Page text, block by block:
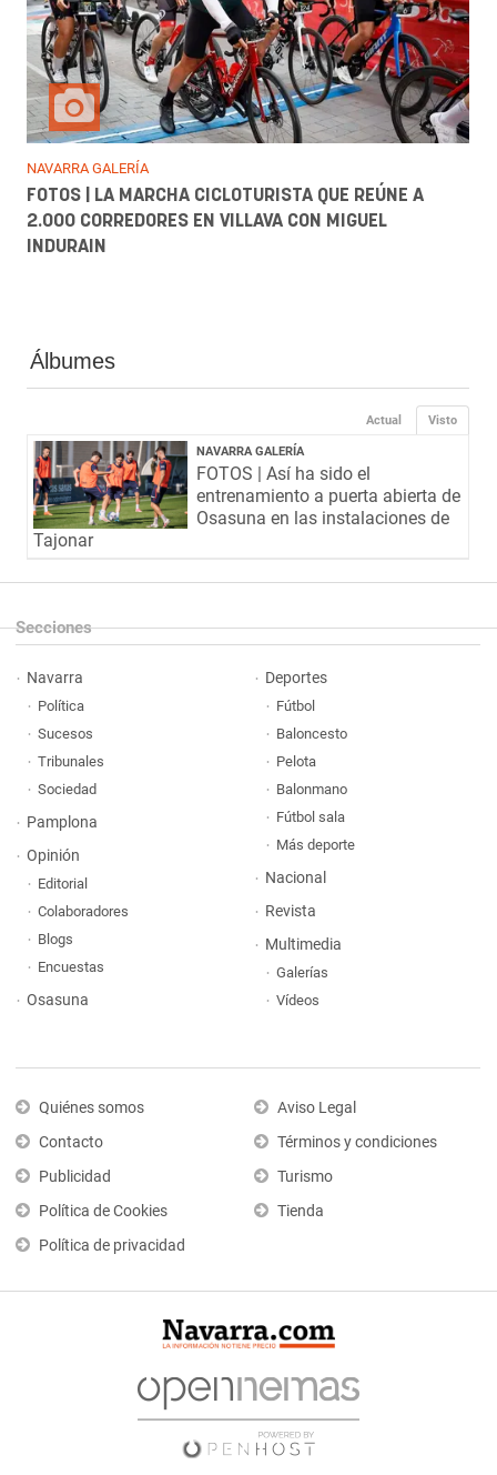
NAVARRA GALERÍA
FOTOS | LA MARCHA CICLOTURISTA QUE REÚNE A
2.000 CORREDORES EN VILLAVA CON MIGUEL
INDURAIN
Álbumes
Visto
Actual
NAVARRA GALERÍA
FOTOS | Así ha sido el
entrenamiento a puerta abierta de
Osasuna en las instalaciones de
Tajonar
Secciones
Navarra
Política
Sucesos
Tribunales
Sociedad
Pamplona
Opinión
Editorial
Colaboradores
Blogs
Encuestas
Osasuna
Deportes
Fútbol
Baloncesto
Pelota
Balonmano
Fútbol sala
Más deporte
Nacional
Revista
Multimedia
Galerías
Vídeos
Quiénes somos
Contacto
Publicidad
Política de Cookies
Política de privacidad
Aviso Legal
Términos y condiciones
Turismo
Tienda